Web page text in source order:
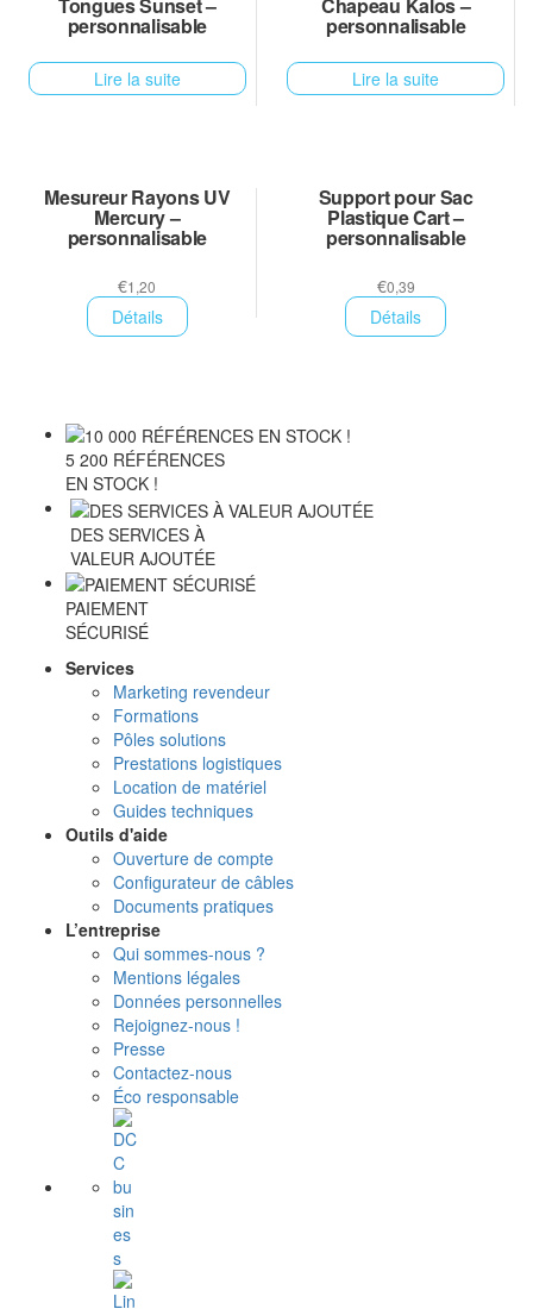
Tongues Sunset –
personnalisable
Lire la suite
Chapeau Kalos –
personnalisable
Lire la suite
Mesureur Rayons UV
Mercury –
personnalisable
€1,20
Détails
Support pour Sac
Plastique Cart –
personnalisable
€0,39
Détails
5 200 RÉFÉRENCES
EN STOCK !
DES SERVICES À
VALEUR AJOUTÉE
PAIEMENT
SÉCURISÉ
Services
Marketing revendeur
Formations
Pôles solutions
Prestations logistiques
Location de matériel
Guides techniques
Outils d'aide
Ouverture de compte
Configurateur de câbles
Documents pratiques
L’entreprise
Qui sommes-nous ?
Mentions légales
Données personnelles
Rejoignez-nous !
Presse
Contactez-nous
Éco responsable